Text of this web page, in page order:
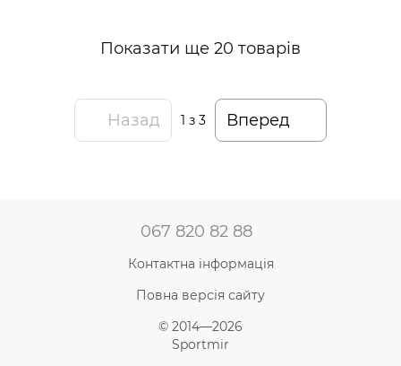
Показати ще 20 товарів
Назад 1 з 3 Вперед
067 820 82 88
Контактна інформація
Повна версія сайту
© 2014—2026
Sportmir